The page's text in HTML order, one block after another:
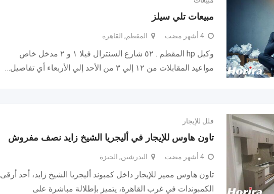
مبيعات تلي سيلز
4 أشهر مضت المقطم, القاهرة
وكيل hp المقطم . ٥٢ شارع السنترال فيلا ١ و ٢ مدخل خاص
مواعيد المقابلات من ١٢ إلي ٣ من الأحد إلي الأربعاء أي تفاصيل…
فلل للإيجار
تاون هاوس للإيجار في أليجريا الشيخ زايد نصف مفروش
4 أشهر مضت البدرشين, الجيزة
تاون هاوس مميز للإيجار داخل كمبوند أليجريا الشيخ زايد، أحد أرقى
الكمبوندات في غرب القاهرة، يتميز بإطلالة مباشرة على